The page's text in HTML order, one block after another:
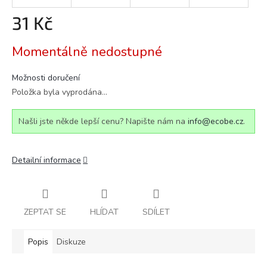
31 Kč
cena:
Momentálně nedostupné
Možnosti doručení
Položka byla vyprodána…
Našli jste někde lepší cenu? Napište nám na info@ecobe.cz.
Detailní informace
ZEPTAT SE HLÍDAT SDÍLET
Popis Diskuze